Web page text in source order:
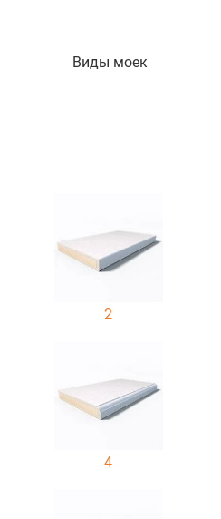
Виды моек
2
4